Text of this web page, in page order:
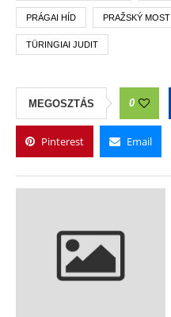
PRÁGAI HÍD PRAŽSKÝ MOST
TÜRINGIAI JUDIT
MEGOSZTÁS 0
Pinterest Email